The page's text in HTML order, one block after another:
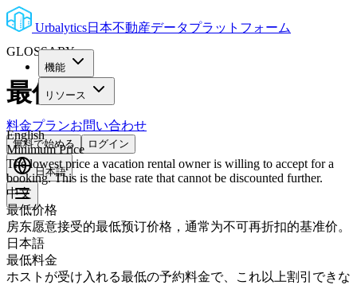
Urbalytics日本不動産データプラットフォーム
機能
リソース
料金プランお問い合わせ
無料で始める ログイン
日本語
GLOSSARY
最低料金
English
Minimum Price
The lowest price a vacation rental owner is willing to accept for a
booking. This is the base rate that cannot be discounted further.
中文
最低价格
房东愿意接受的最低预订价格，通常为不可再折扣的基准价。
日本語
最低料金
ホストが受け入れる最低の予約料金で、これ以上割引できな